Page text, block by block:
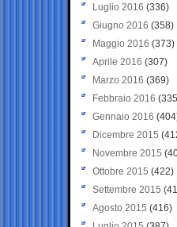
Luglio 2016 (336)
Giugno 2016 (358)
Maggio 2016 (373)
Aprile 2016 (307)
Marzo 2016 (369)
Febbraio 2016
Gennaio 2016
Dicembre 2015
Novembre 2015
Ottobre 2015 (422)
Settembre 2015
Agosto 2015 (416)